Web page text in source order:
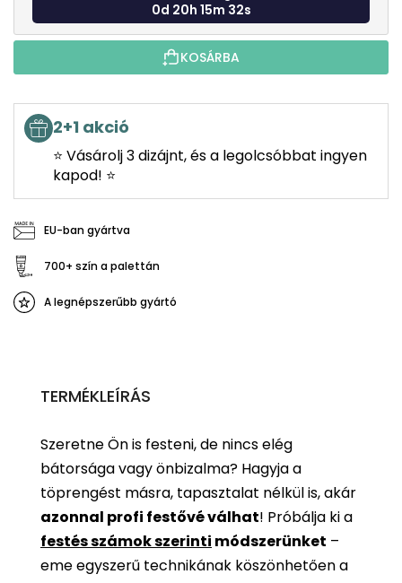
0d 20h 15m 31s
KOSÁRBA
2+1 akció
⭐ Vásárolj 3 dizájnt, és a legolcsóbbat ingyen
kapod! ⭐
EU-ban gyártva
700+ szín a palettán
A legnépszerűbb gyártó
TERMÉKLEÍRÁS
Szeretne Ön is festeni, de nincs elég
bátorsága vagy önbizalma? Hagyja a
töprengést másra, tapasztalat nélkül is, akár
azonnal profi festővé válhat! Próbálja ki a
festés számok szerinti módszerünket –
eme egyszerű technikának köszönhetően a